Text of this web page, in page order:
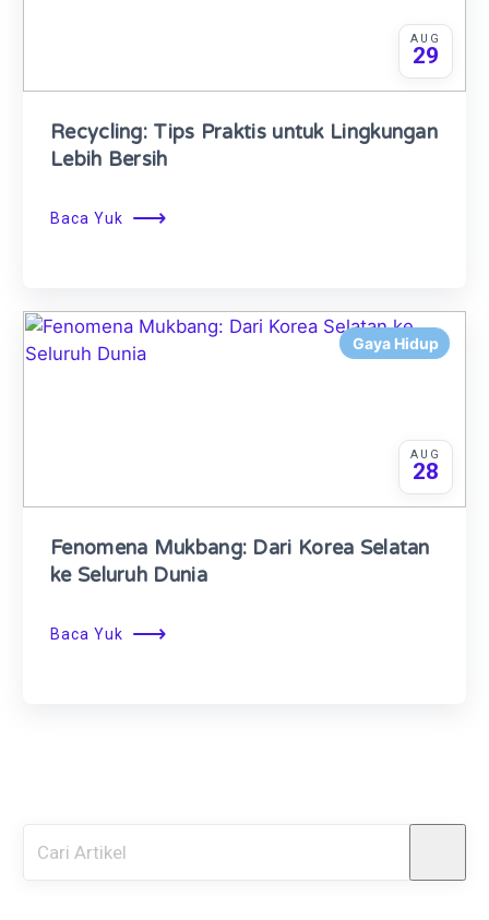
AUG
29
Recycling: Tips Praktis untuk Lingkungan
Lebih Bersih
Baca Yuk ⟶
Gaya Hidup
AUG
28
Fenomena Mukbang: Dari Korea Selatan
ke Seluruh Dunia
Baca Yuk ⟶